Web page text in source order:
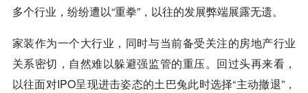
多个行业，纷纷遭以“重拳”，以往的发展弊端展露无遗。
家装作为一个大行业，同时与当前备受关注的房地产行业
关系密切，自然难以躲避强监管的重压。回过头再来看，
以往面对IPO呈现进击姿态的土巴兔此时选择“主动撤退”，